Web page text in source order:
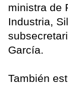
ministra de
Industria,
García.
También